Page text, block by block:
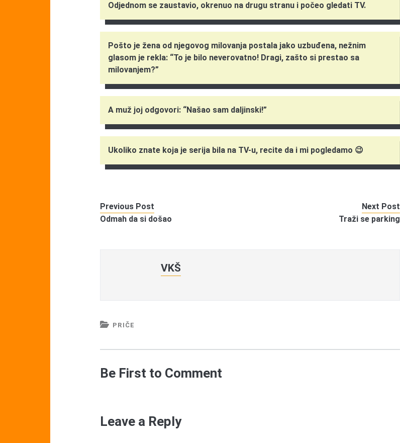
Odjednom se zaustavio, okrenuo na drugu stranu i počeo gledati TV.
Pošto je žena od njegovog milovanja postala jako uzbuđena, nežnim
glasom je rekla: “To je bilo neverovatno! Dragi, zašto si prestao sa
milovanjem?”
A muž joj odgovori: “Našao sam daljinski!”
Ukoliko znate koja je serija bila na TV-u, recite da i mi pogledamo 😉
Previous Post
Odmah da si došao
Next Post
Traži se parking
VKŠ
PRIČE
Be First to Comment
Leave a Reply